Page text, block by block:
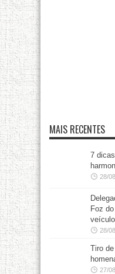
MAIS RECENTES
7
28/
Foz
28/
Tiro
27/